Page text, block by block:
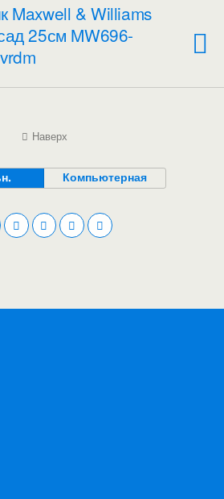
Maxwell & Williams
25см MW696-
Наверх
Компьютерная